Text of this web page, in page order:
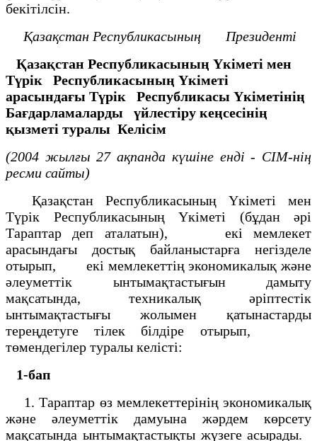
бекітілсін.
Қазақстан Республикасының
Президенті
Қазақстан Республикасының Үкіметі мен
Түрік
Республикасының Үкіметі
арасындағы Түрік
Республикасы Үкіметінің
Бағдарламаларды
үйлестіру кеңсесінің
қызметі туралы Келісім
(2004 жылғы 27 ақпанда күшіне енді - СІМ-нің
ресми сайты)
Қазақстан Республикасының Үкіметі мен
Түрік Республикасының Үкіметі (бұдан әрі
Тараптар деп аталатын), екі мемлекет
арасындағы достық байланыстарға негізделе
отырып, екі мемлекеттің экономикалық және
әлеуметтік ынтымақтастығын дамыту
мақсатында, техникалық әріптестік
ынтымақтастығы жолымен қатынастарды
тереңдетуге тілек білдіре отырып,
төмендегілер туралы келісті:
1-бап
1. Тараптар өз мемлекеттерінің экономикалық
және әлеуметтік дамуына жәрдем көрсету
мақсатында ынтымақтастықты жүзеге асырады.